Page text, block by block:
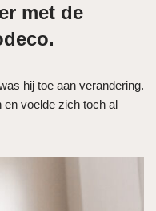
met de
hij toe aan verandering.
en voelde zich toch al